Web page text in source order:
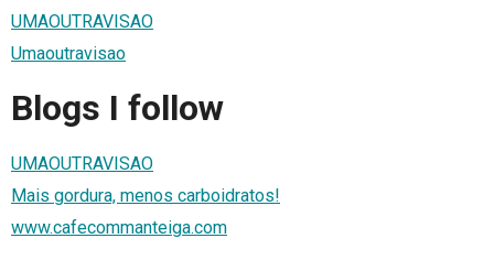
UMAOUTRAVISAO
Umaoutravisao
Blogs I follow
UMAOUTRAVISAO
Mais gordura, menos carboidratos!
www.cafecommanteiga.com